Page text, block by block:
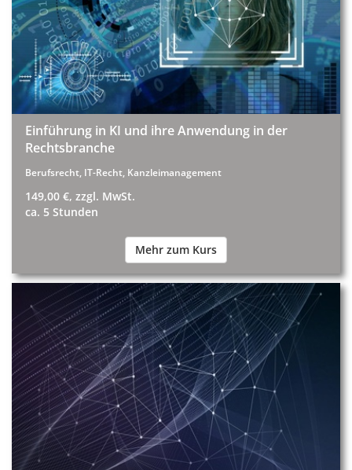
Einführung in KI und ihre Anwendung in der
Rechtsbranche
Berufsrecht, IT-Recht, Kanzleimanagement
149,00 €, zzgl. MwSt.
ca. 5 Stunden
Mehr zum Kurs